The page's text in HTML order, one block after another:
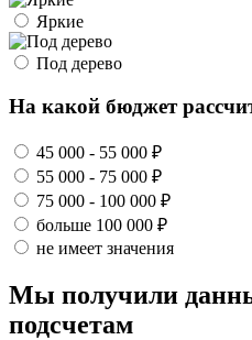
Яркие
Под дерево
На какой бюджет
45 000 - 55 000 ₽
55 000 - 75 000 ₽
75 000 - 100 000 ₽
больше 100 000 ₽
не имеет значения
Мы получили
подсчетам